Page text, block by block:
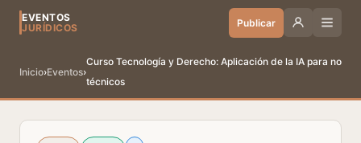
EVENTOS
JURÍDICOS
Publicar
Inicio›Eventos›
Curso Tecnología y Derecho: Aplicación de la IA para no
técnicos